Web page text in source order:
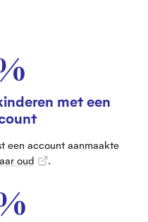
met een
een account aanmaakte
oud
.